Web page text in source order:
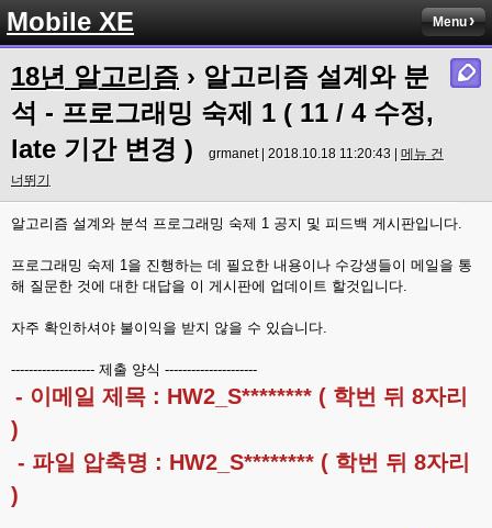
Mobile XE Menu
18년 알고리즘 › 알고리즘 설계와 분
석 - 프로그래밍 숙제 1 ( 11 / 4 수정,
late 기간 변경 )
grmanet | 2018.10.18 11:20:43 | 메뉴 건
너뛰기
알고리즘 설계와 분석 프로그래밍 숙제 1 공지 및 피드백 게시판입니다.
프로그래밍 숙제 1을 진행하는 데 필요한 내용이나 수강생들이 메일을 통
해 질문한 것에 대한 대답을 이 게시판에 업데이트 할것입니다.
자주 확인하셔야 불이익을 받지 않을 수 있습니다.
------------------- 제출 양식 ---------------------
- 이메일 제목 : HW2_S******** ( 학번 뒤 8자리
)
- 파일 압축명 : HW2_S******** ( 학번 뒤 8자리
)